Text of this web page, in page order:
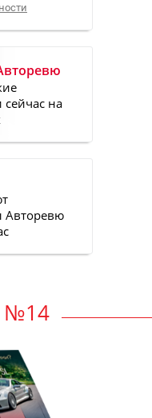
на
Авторевю
№14